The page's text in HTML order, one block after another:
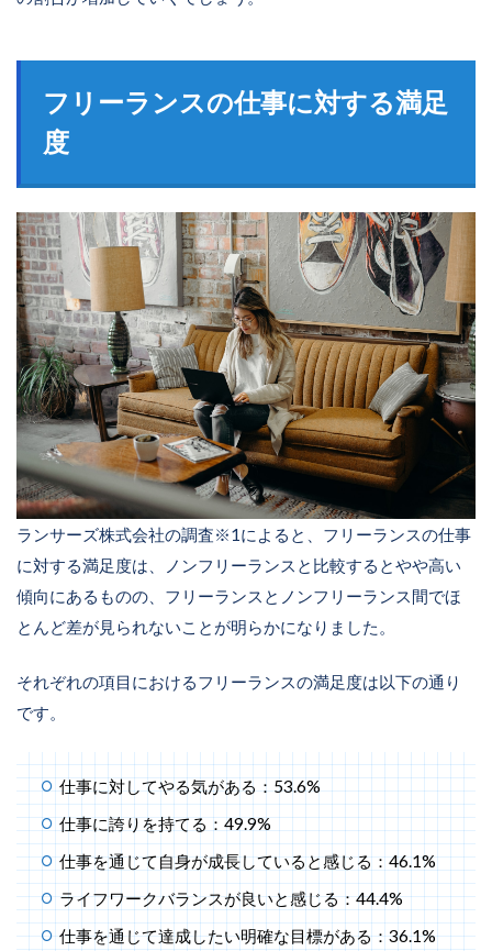
フリーランスの仕事に対する満足
度
ランサーズ株式会社の調査※1によると、フリーランスの仕事
に対する満足度は、ノンフリーランスと比較するとやや高い
傾向にあるものの、フリーランスとノンフリーランス間でほ
とんど差が見られないことが明らかになりました。
それぞれの項目におけるフリーランスの満足度は以下の通り
です。
仕事に対してやる気がある：53.6%
仕事に誇りを持てる：49.9%
仕事を通じて自身が成長していると感じる：46.1%
ライフワークバランスが良いと感じる：44.4%
仕事を通じて達成したい明確な目標がある：36.1%